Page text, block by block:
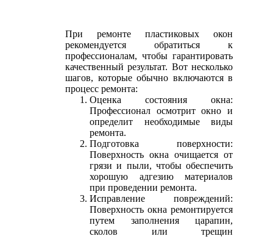
При ремонте пластиковых окон
рекомендуется обратиться к
профессионалам, чтобы гарантировать
качественный результат. Вот несколько
шагов, которые обычно включаются в
процесс ремонта:
Оценка состояния окна:
Профессионал осмотрит окно и
определит необходимые виды
ремонта.
Подготовка поверхности:
Поверхность окна очищается от
грязи и пыли, чтобы обеспечить
хорошую адгезию материалов
при проведении ремонта.
Исправление повреждений:
Поверхность окна ремонтируется
путем заполнения царапин,
сколов или трещин